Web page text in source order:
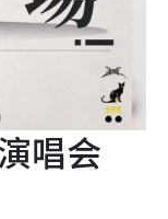
唱会